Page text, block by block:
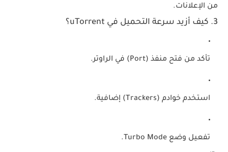
من الإعلانات.
3. كيف أزيد سرعة التحميل في uTorrent؟
تأكد من فتح منفذ (Port) في الراوتر.
استخدم خوادم (Trackers) إضافية .
تفعيل وضع Turbo Mode .